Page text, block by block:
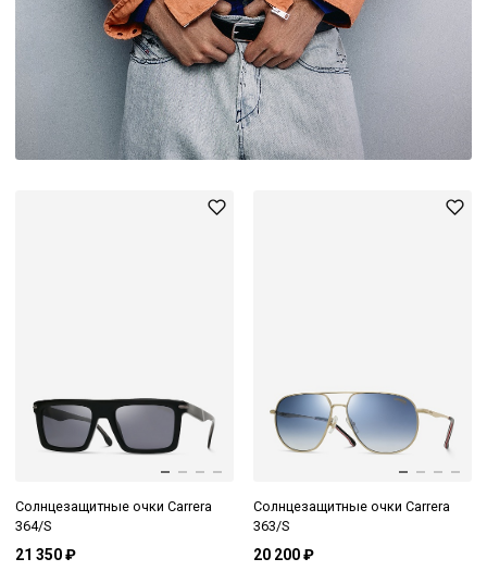
Солнцезащитные очки Carrera
364/S
21 350 ₽
Солнцезащитные очки Carrera
363/S
20 200 ₽